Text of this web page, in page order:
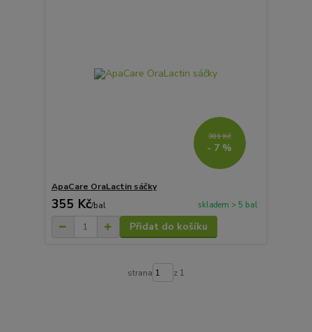
381 Kč
- 7 %
ApaCare OraLactin sáčky
355 Kč/bal skladem > 5 bal
Přidat do košíku
strana z 1